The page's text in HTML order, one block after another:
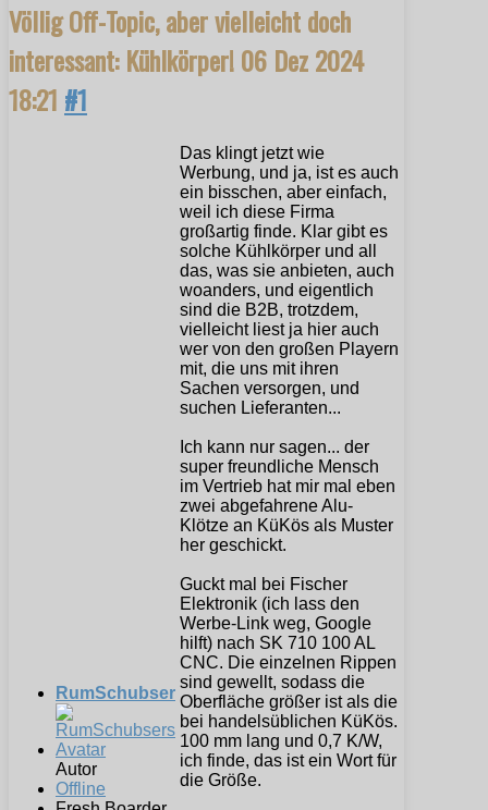
Völlig Off-Topic, aber vielleicht doch
interessant: Kühlkörper!06 Dez 2024
18:21 #1
RumSchubser
Autor
Offline
Das klingt jetzt wie
Werbung, und ja, ist es auch
ein bisschen, aber einfach,
weil ich diese Firma
großartig finde. Klar gibt es
solche Kühlkörper und all
das, was sie anbieten, auch
woanders, und eigentlich
sind die B2B, trotzdem,
vielleicht liest ja hier auch
wer von den großen Playern
mit, die uns mit ihren
Sachen versorgen, und
suchen Lieferanten...
Ich kann nur sagen... der
super freundliche Mensch
im Vertrieb hat mir mal eben
zwei abgefahrene Alu-
Klötze an KüKös als Muster
her geschickt.
Guckt mal bei Fischer
Elektronik (ich lass den
Werbe-Link weg, Google
hilft) nach SK 710 100 AL
CNC. Die einzelnen Rippen
sind gewellt, sodass die
Oberfläche größer ist als die
bei handelsüblichen KüKös.
100 mm lang und 0,7 K/W,
ich finde, das ist ein Wort für
die Größe.